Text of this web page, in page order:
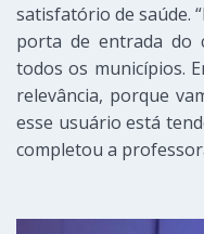
satisfatório de saúde.
porta de entrada do
todos os municípios.
relevância, porque
esse usuário está
completou a